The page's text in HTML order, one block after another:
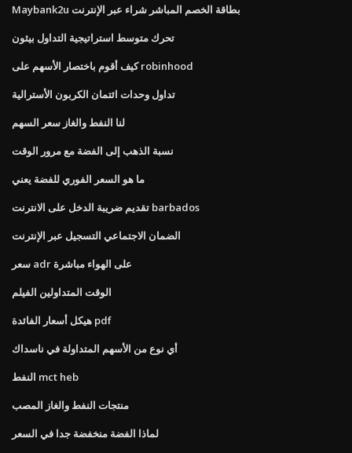
Maybank2u بطاقة الخصم المباشر شراء عبر الإنترنت
تحرك متوسط ​​استراتيجية التداول بيثون
كيف أقوم باختصار الأسهم على robinhood
تداول وحدات ائتمان الكربون الأسترالية
لنا النفط والغاز سعر السهم
نسبة الذهب إلى الفضة مع مرور الوقت
ما هو السعر الفوري للفضة يعني
تقديم ضريبة الدخل على الانترنت barbados
الضمان الاجتماعي التسجيل عبر الإنترنت
سعر adr على الهواء مباشرة
الوقت المتداولين الفيلم
هيكل أسعار الفائدة pdf
أي نوع من الأسهم المتداولة في ناسداك
النفط mct heb
منتجات النفط والغاز المصب
لماذا الفضة منخفضة جدا في السعر